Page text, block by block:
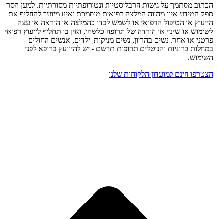
הכתוב מסתמך על גישות הרבליסטיות ונטורופתיות מסורתיות. למען הסר
ספק המידע אינו מהווה המלצה רפואית מוסמכת ואינו מיועד להחליף את
הייעוץ או הטיפול הרפואי או לשמש לבדו כהמלצה או הוראה או עצה
לשימוש או שינוי או הורדה של תרופה כלשהי, ואין בו תחליף לייעוץ רפואי
פרטני או אחר. נשים בהריון, נשים מניקות, ילדים, אנשים החולים
במחלות כרוניות והנוטלים תרופות תרשם - יש להיוועץ ברופא לפני
השימוש.
הצטרפו חינם למועדון הלקוחות שלנו